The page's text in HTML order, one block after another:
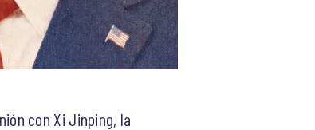
con Xi Jinping, la